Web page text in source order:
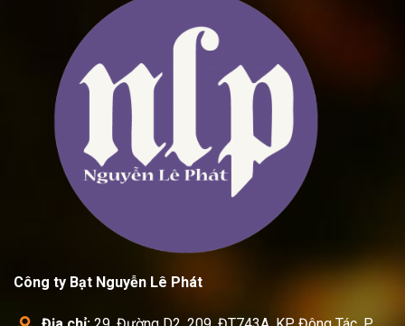
Công ty Bạt Nguyễn Lê Phát